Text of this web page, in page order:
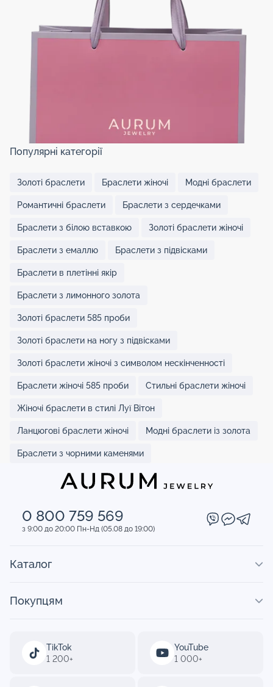
Популярні категорії
Золоті браслети Браслети жіночі Модні браслети
Романтичні браслети Браслети з сердечками
Браслети з білою вставкою Золоті браслети жіночі
Браслети з емаллю Браслети з підвісками
Браслети в плетінні якір
Браслети з лимонного золота
Золоті браслети 585 проби
Золоті браслети на ногу з підвісками
Золоті браслети жіночі з символом нескінченності
Браслети жіночі 585 проби Стильні браслети жіночі
Жіночі браслети в стилі Луї Вітон
Ланцюгові браслети жіночі Модні браслети із золота
Браслети з чорними каменями
0 800 759 569
з 9:00 до 20:00 Пн-Нд (05.08 до 19:00)
TikTok
1 200+
YouTube
1 000+
Каталог
Покупцям